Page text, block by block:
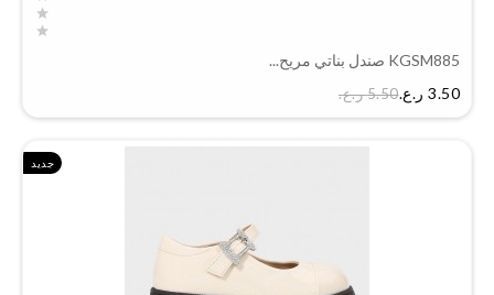
KGSM885 صندل بناتي مريح...
3.50 ر.ع.‏
5.50 ر.ع.‏
جديد